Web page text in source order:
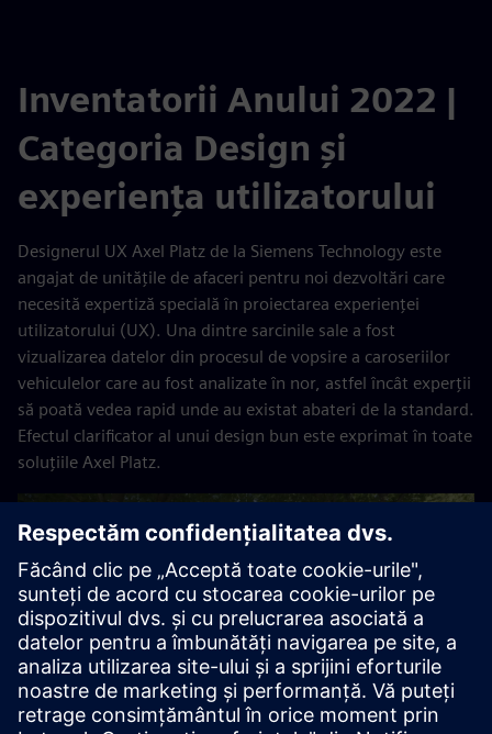
Inventatorii Anului 2022 |
Categoria Design și
experiența utilizatorului
Designerul UX Axel Platz de la Siemens Technology este
angajat de unitățile de afaceri pentru noi dezvoltări care
necesită expertiză specială în proiectarea experienței
utilizatorului (UX). Una dintre sarcinile sale a fost
vizualizarea datelor din procesul de vopsire a caroseriilor
vehiculelor care au fost analizate în nor, astfel încât experții
să poată vedea rapid unde au existat abateri de la standard.
Efectul clarificator al unui design bun este exprimat în toate
soluțiile Axel Platz.
03:42
Play